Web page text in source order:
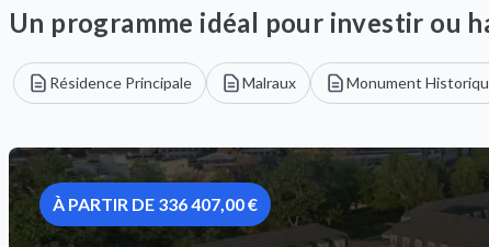
Un programme idéal pour investir ou
Résidence Principale Malraux Monument
À PARTIR DE 336 407,00 €